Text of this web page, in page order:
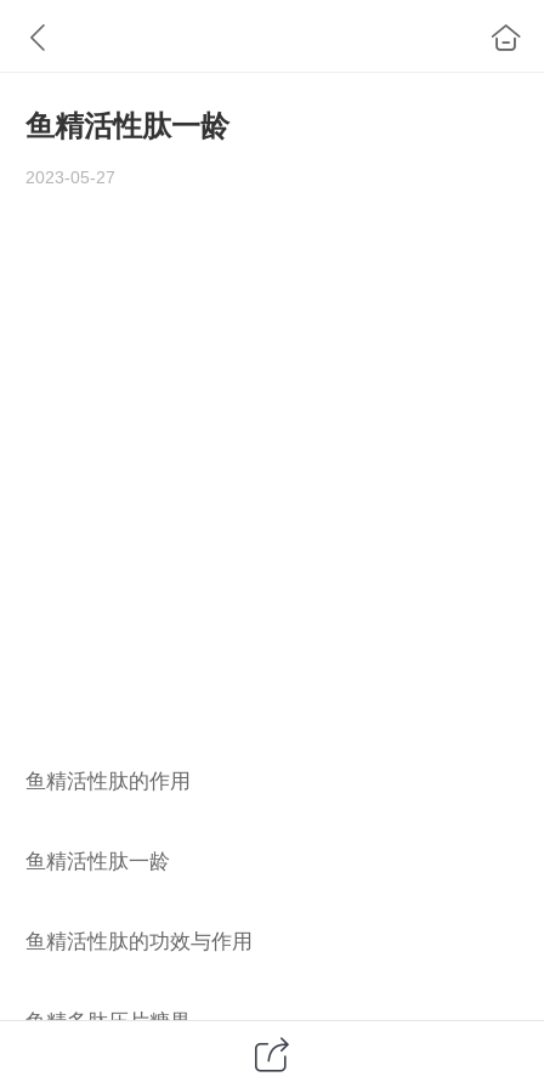
鱼精活性肽一龄
2023-05-27
鱼精活性肽的作用
鱼精活性肽一龄
鱼精活性肽的功效与作用
鱼精多肽压片糖果